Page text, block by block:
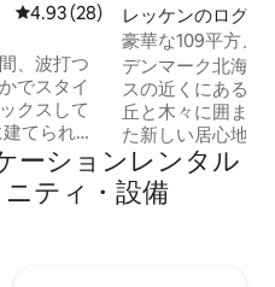
レビュー28件、5つ星中4.93つ
4.93 (28)
、波打つ
でスタイ
クスして
てられ、
スを備え
ームを提供
ームの1つ
レッケンのログハ
豪華な109平方メ
Dunes/NorthSea
デンマーク北海の
スの近くにある、
丘と木々に囲ま
た新しい居心地の
す。美しいビーチ
す。風や隣人から
スがたくさんあり
ーションレンタル
ティ・設備